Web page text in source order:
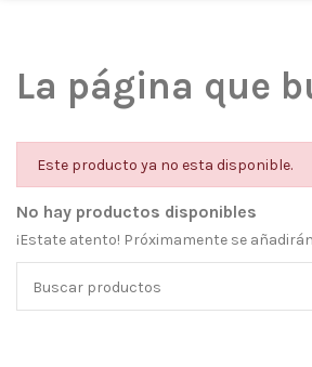
La página que
Este producto ya no esta disponible.
No hay productos disponibles
¡Estate atento! Próximamente se